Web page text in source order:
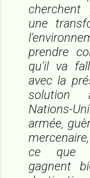
une
prendre
qu'il va
avec la
solution
Nations-
armée,
ce que
gagnent